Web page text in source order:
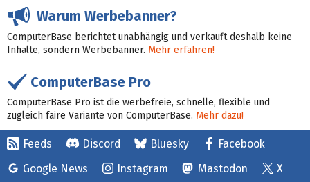
Warum Werbebanner?
ComputerBase berichtet unabhängig und verkauft deshalb keine
Inhalte, sondern Werbebanner. Mehr erfahren!
ComputerBase Pro
ComputerBase Pro ist die werbefreie, schnelle, flexible und
zugleich faire Variante von ComputerBase. Mehr dazu!
Feeds Discord Bluesky
Facebook
Google News
Instagram Mastodon X